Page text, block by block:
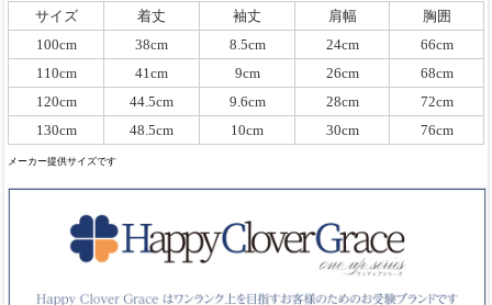
サイズ 着丈 袖丈 肩幅
胸囲
100cm
38cm 8.5cm 24cm
66cm
110cm
41cm 9cm 26cm
68cm
120cm
44.5cm 9.6cm 28cm
72cm
130cm
48.5cm 10cm 30cm 76cm
メーカー提供サイズです